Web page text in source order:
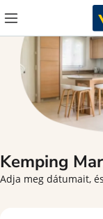
Kemping
Adja meg dátumait,